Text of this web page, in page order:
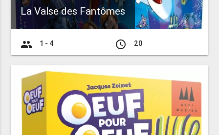
La Valse des Fantômes
group 1 - 4 access_time 20